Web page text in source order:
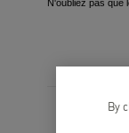
N'oubliez pas que
By